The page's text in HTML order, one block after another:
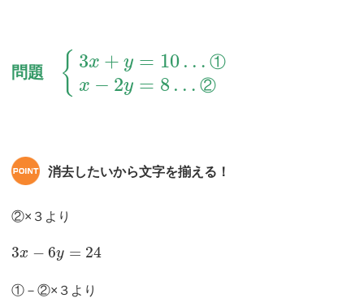
問題 { 3x + y = 10 … ①
x − 2y = 8 … ②
消去したいから文字を揃える！
②×３より
3x − 6y = 24
①－②×３より